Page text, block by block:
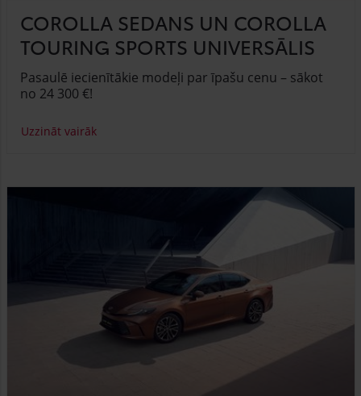
COROLLA SEDANS UN COROLLA
TOURING SPORTS UNIVERSĀLIS
Pasaulē iecienītākie modeļi par īpašu cenu – sākot
no 24 300 €!
Uzzināt vairāk